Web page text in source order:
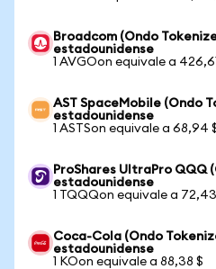
Broadcom (Ondo
estadounidense
1 AVGOon equivale a
AST SpaceMobile (Ondo
estadounidense
1 ASTSon equivale a 68,94
ProShares UltraPro QQQ
estadounidense
1 TQQQon equivale a
Coca-Cola (Ondo
estadounidense
1 KOon equivale a 88,38 $